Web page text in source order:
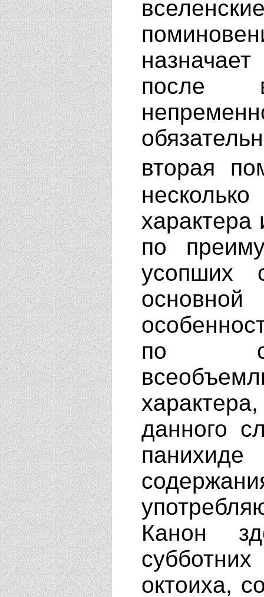
после
вторая
по
усопших
основной
по
данного
Канон
октоиха,